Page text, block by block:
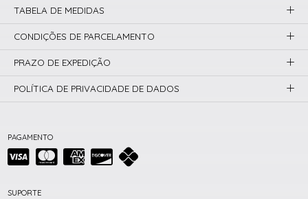
PAGAMENTO
SUPORTE
TABELA DE MEDIDAS
CONDIÇÕES DE PARCELAMENTO
PRAZO DE EXPEDIÇÃO
POLÍTICA DE PRIVACIDADE DE DADOS